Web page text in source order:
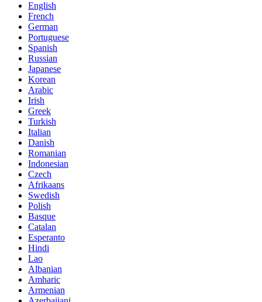
English
French
German
Portuguese
Spanish
Russian
Japanese
Korean
Arabic
Irish
Greek
Turkish
Italian
Danish
Romanian
Indonesian
Czech
Afrikaans
Swedish
Polish
Basque
Catalan
Esperanto
Hindi
Lao
Albanian
Amharic
Armenian